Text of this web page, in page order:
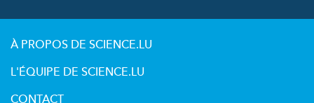
À PROPOS DE SCIENCE.LU
L'ÉQUIPE DE SCIENCE.LU
CONTACT